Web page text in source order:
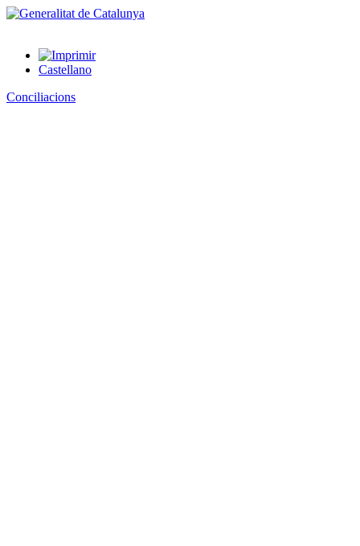
Castellano
Conciliacions